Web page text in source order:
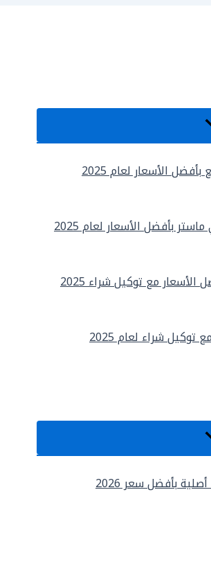
الأسعار لعام 2025
بأفضل الأسعار لعام 2025
مع توكيل شراء 2025
بأفضل سعر 2026